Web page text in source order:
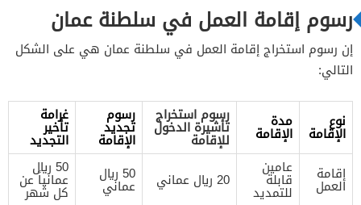
رسوم إقامة العمل في سلطنة عمان
إن رسوم استخراج إقامة العمل في سلطنة عمان هي على الشكل
التالي:
نوع
الإقامة
مدة
الإقامة
رسوم استخراج
تأشيرة الدخول
للإقامة
رسوم
تجديد
الإقامة
غرامة
تأخير
التجديد
إقامة
العمل
عامين
قابلة
للتمديد
20 ريال عماني 50 ريال
عماني
50 ريال
عمانياً عن
كل شهر